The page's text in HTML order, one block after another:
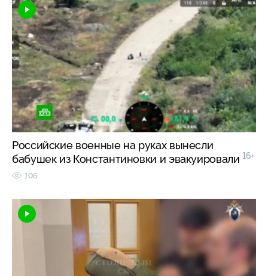
Российские военные на руках вынесли
бабушек из Константиновки и эвакуировали 16+
106